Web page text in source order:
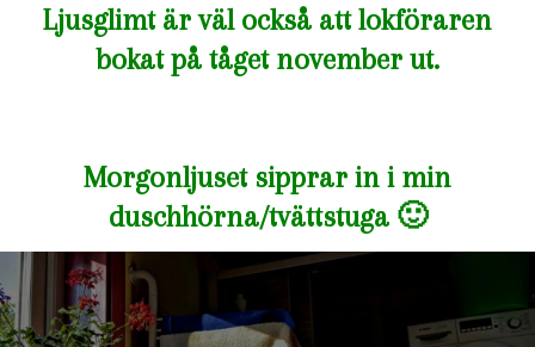
Ljusglimt är väl också att lokföraren
bokat på tåget november ut.
Morgonljuset sipprar in i min
duschhörna/tvättstuga 🙂